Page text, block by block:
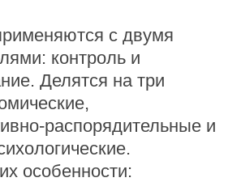
с двумя
контроль и
Делятся на три
распорядительные и
особенности: